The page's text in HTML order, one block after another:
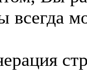
всегда